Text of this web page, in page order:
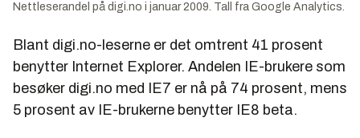
Nettleserandel på digi.no i januar 2009. Tall fra Google Analytics.
Blant digi.no-leserne er det omtrent 41 prosent
benytter Internet Explorer. Andelen IE-brukere som
besøker digi.no med IE7 er nå på 74 prosent, mens
5 prosent av IE-brukerne benytter IE8 beta.